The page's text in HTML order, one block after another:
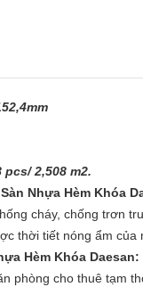
2,508 m2.
Nhựa Hèm Khóa
cháy, chống trơn
thời tiết nóng ẩm
Hèm Khóa Daesan:
phòng cho thuê tạm